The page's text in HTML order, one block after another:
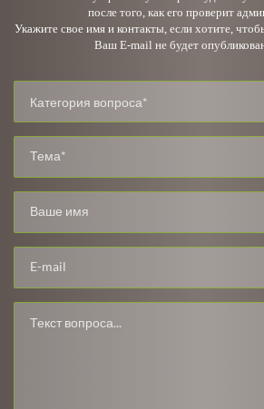
после того, как его проверит
Укажите свое имя и контакты, если хотите,
Ваш E-mail не будет
Категория вопроса*